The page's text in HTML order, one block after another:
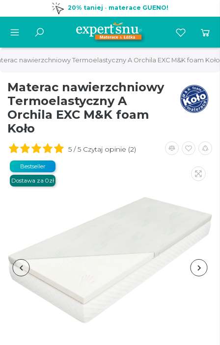
20% taniej - materace GUENO!
nawierzchniowy Termoelastyczny A Orchila EXC M&K foam Koło
Materac nawierzchniowy
Termoelastyczny A
Orchila EXC M&K foam
Koło
5 / 5 Czytaj opinie (2)
Bestseller
Dostawa za 0zł